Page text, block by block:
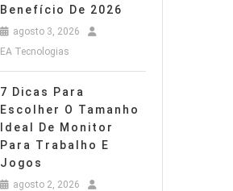
Benefício De 2026
agosto 3, 2026
EA Tecnologias
7 Dicas Para
Escolher O Tamanho
Ideal De Monitor
Para Trabalho E
Jogos
agosto 2, 2026